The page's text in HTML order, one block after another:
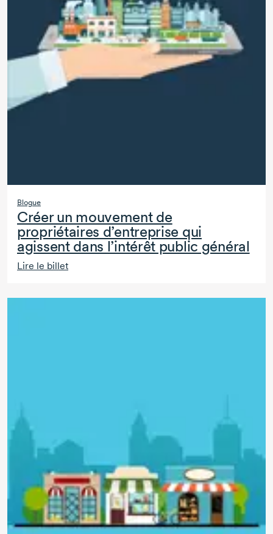
Blogue
Créer un mouvement de
propriétaires d’entreprise qui
agissent dans l’intérêt public général
Lire le billet